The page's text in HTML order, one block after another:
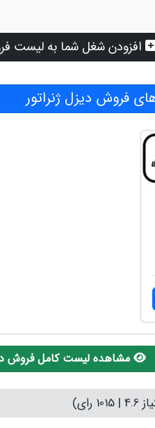
افزودن شغل شما به لیست
فروش دیزل ژنراتور
مشاهده لیست کامل فروش
رای)